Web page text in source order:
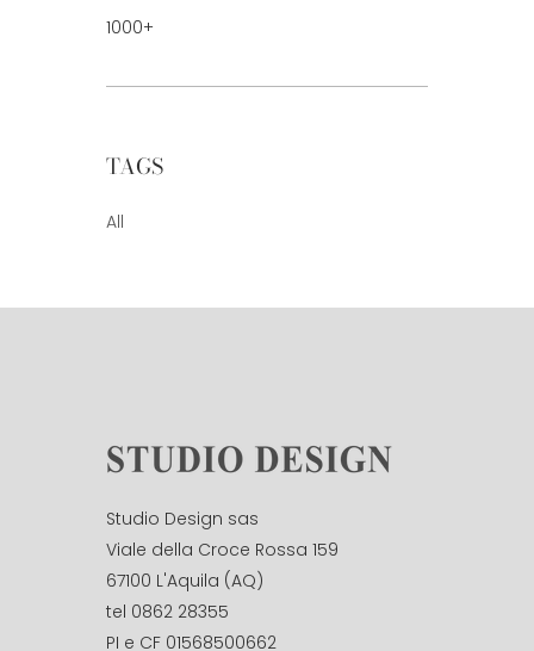
1000+
TAGS
All
Studio Design sas
Viale della Croce Rossa 159
67100 L'Aquila (AQ)
tel 0862 28355
PI e CF 01568500662